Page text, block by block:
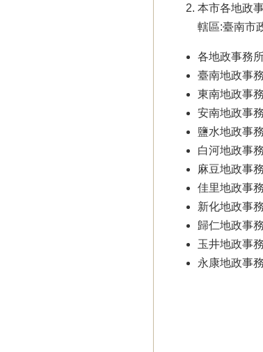
本市各地政
轄區:臺南市
各地政事務
臺南地政事
東南地政事
安南地政事
鹽水地政事
白河地政事
麻豆地政事
佳里地政事
新化地政事
歸仁地政事
玉井地政事
永康地政事